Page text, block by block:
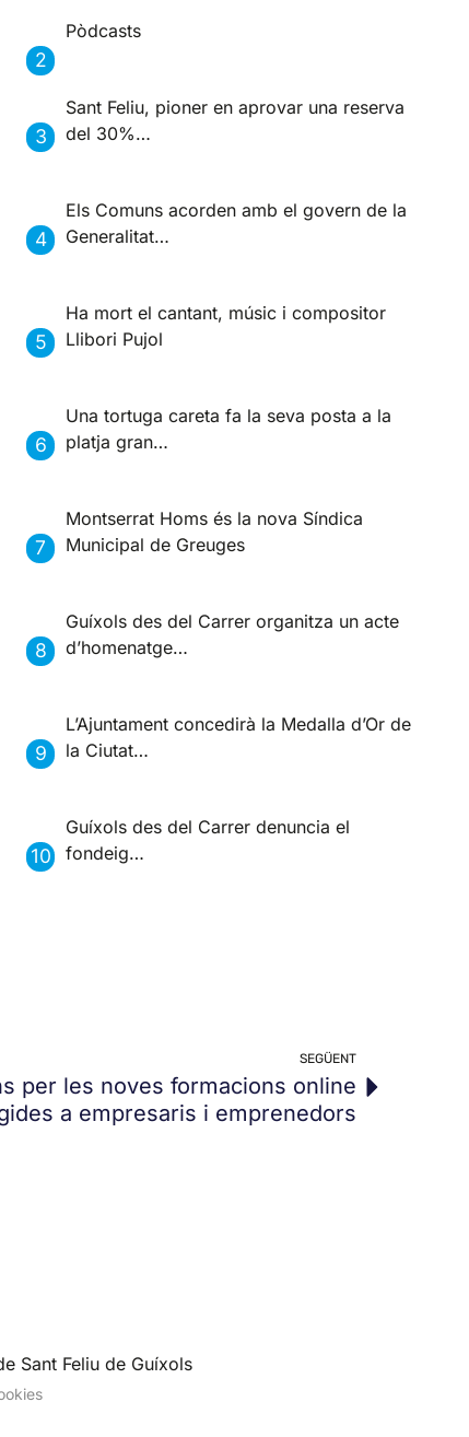
Pòdcasts
Sant Feliu, pioner en aprovar una reserva
del 30%…
Els Comuns acorden amb el govern de la
Generalitat…
Ha mort el cantant, músic i compositor
Llibori Pujol
Una tortuga careta fa la seva posta a la
platja gran…
Montserrat Homs és la nova Síndica
Municipal de Greuges
Guíxols des del Carrer organitza un acte
d’homenatge…
L’Ajuntament concedirà la Medalla d’Or de
la Ciutat…
Guíxols des del Carrer denuncia el
fondeig…
SEGÜENT
per les noves formacions online
a empresaris i emprenedors
Sant Feliu de Guíxols